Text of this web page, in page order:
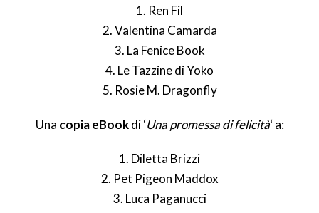
1. Ren Fil
2. Valentina Camarda
3. La Fenice Book
4. Le Tazzine di Yoko
5. Rosie M. Dragonfly
Una copia eBookdi ‘Una promessa di felicità‘ a:
1. Diletta Brizzi
2. Pet Pigeon Maddox
3. Luca Paganucci